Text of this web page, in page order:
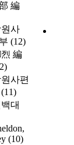
編
사
(12)
編
사편
(11)
대
(10)